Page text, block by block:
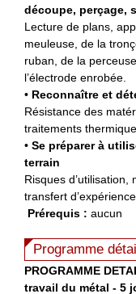
découpe, perçage,
Lecture de plans,
meuleuse, de la
ruban, de la
l’électrode enrobée.
• Reconnaître et
Résistance des
traitements
• Se préparer à
terrain
Risques d’utilisation,
transfert
Prérequis : aucun
Programme
PROGRAMME
travail du métal - 5